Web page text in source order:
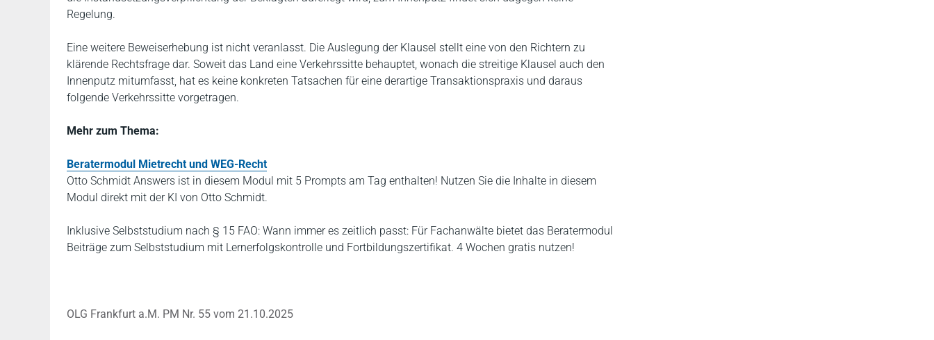
Regelung.
Eine weitere Beweiserhebung ist nicht veranlasst. Die Auslegung der Klausel stellt eine von den Richtern zu
klärende Rechtsfrage dar. Soweit das Land eine Verkehrssitte behauptet, wonach die streitige Klausel auch den
Innenputz mitumfasst, hat es keine konkreten Tatsachen für eine derartige Transaktionspraxis und daraus
folgende Verkehrssitte vorgetragen.
Mehr zum Thema:
Beratermodul Mietrecht und WEG-Recht
Otto Schmidt Answers ist in diesem Modul mit 5 Prompts am Tag enthalten! Nutzen Sie die Inhalte in diesem
Modul direkt mit der KI von Otto Schmidt.
Inklusive Selbststudium nach § 15 FAO: Wann immer es zeitlich passt: Für Fachanwälte bietet das Beratermodul
Beiträge zum Selbststudium mit Lernerfolgskontrolle und Fortbildungszertifikat. 4 Wochen gratis nutzen!
OLG Frankfurt a.M. PM Nr. 55 vom 21.10.2025